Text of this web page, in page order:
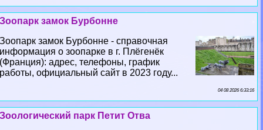
Зоопарк замок Бурбонне
Зоопарк замок Бурбонне - справочная
информация о зоопарке в г. Плёгенёк
(Франция): адрес, телефоны, график
работы, официальный сайт в 2023 году...
04 08 2026 6:33:16
Зоологический парк Петит Отва